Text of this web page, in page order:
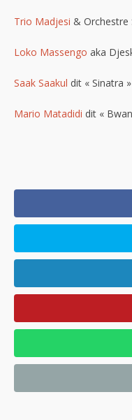
Trio Madjesi & Orchestre
Loko Massengo aka
Saak Saakul dit « Sinatra
Mario Matadidi dit «